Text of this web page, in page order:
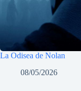
La Odisea de Nolan
08/05/2026